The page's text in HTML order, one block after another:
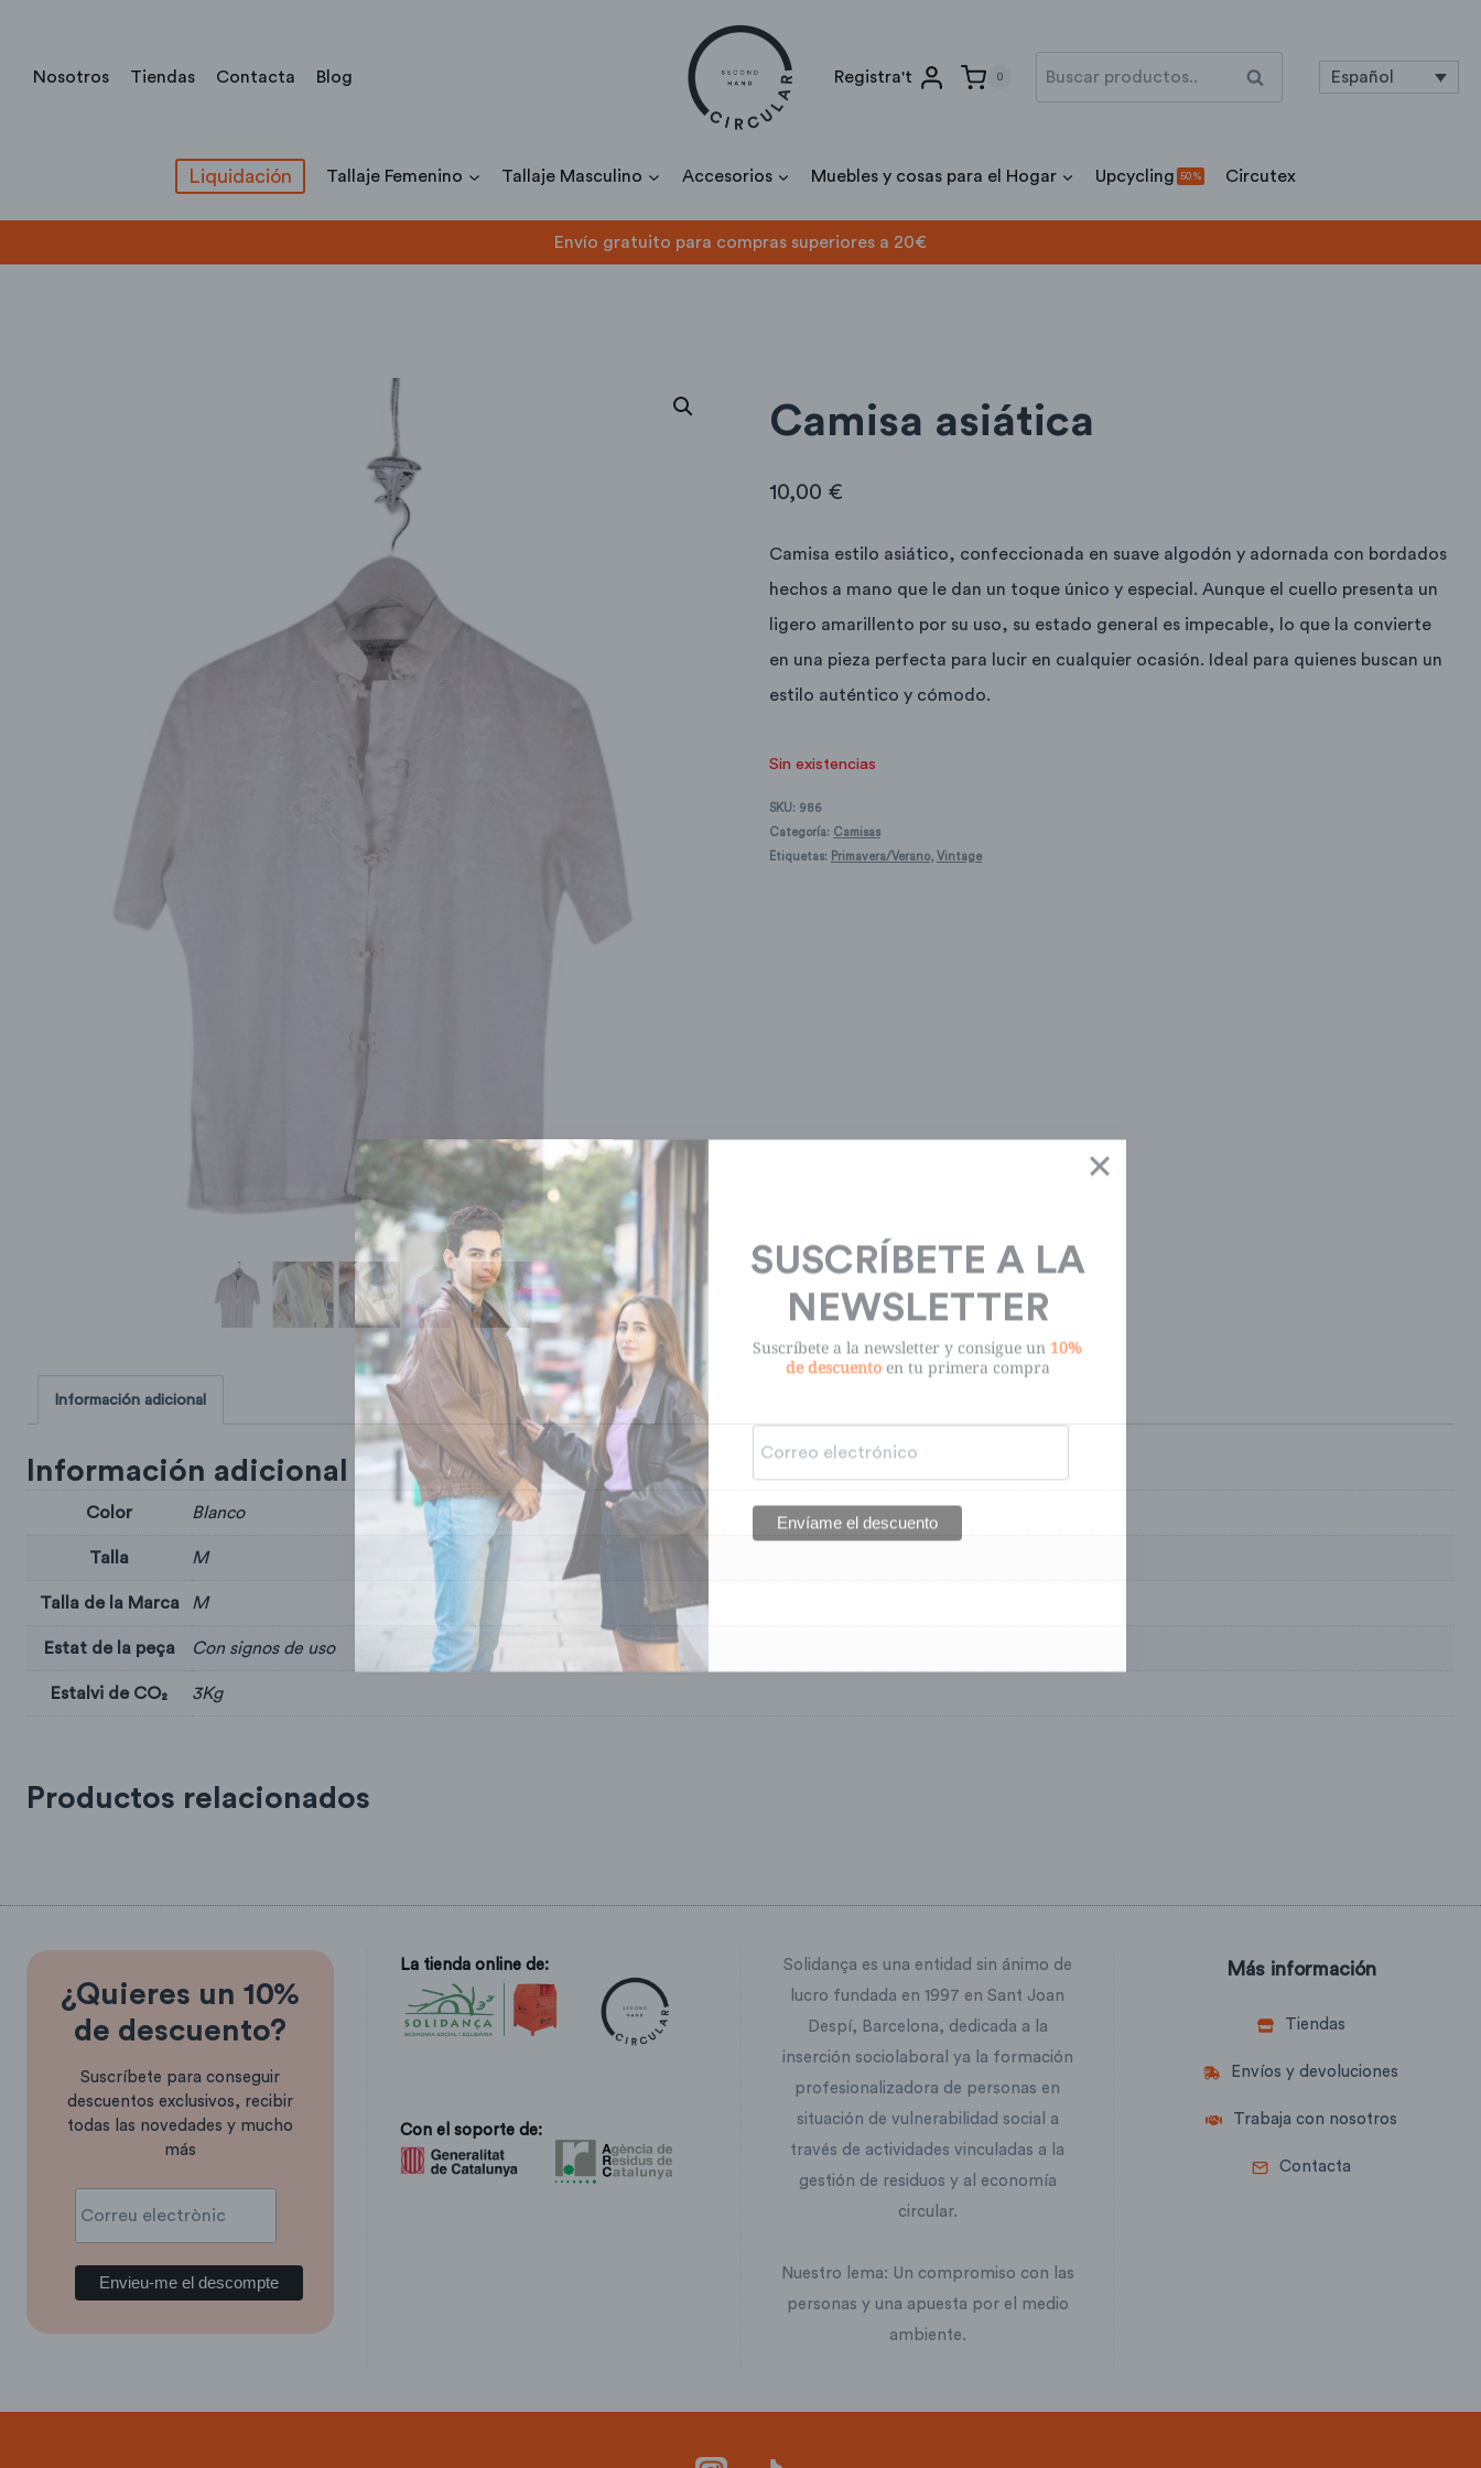
contenido
Nosotros Tiendas Contacta Blog Registra't 0
Buscar
por:
Buscar Español
Liquidación Tallaje Femenino Tallaje Masculino Accesorios Muebles y cosas para el Hogar Upcycling 50 % Circutex
Envío gratuito para compras superiores a 20€
Camisa asiática
10,00 €
Camisa estilo asiático, confeccionada en suave algodón y adornada con bordados
hechos a mano que le dan un toque único y especial. Aunque el cuello presenta un
ligero amarillento por su uso, su estado general es impecable, lo que la convierte
en una pieza perfecta para lucir en cualquier ocasión. Ideal para quienes buscan un
estilo auténtico y cómodo.
Sin existencias
SKU: 986
Categoría: Camisas
Etiquetas: Primavera/Verano, Vintage
Información adicional
Información adicional
Color Blanco
Talla M
Talla de la Marca M
Estat de la peça Con signos de uso
Estalvi de CO₂ 3Kg
Productos relacionados
¿Quieres un 10%
de descuento?
Suscríbete para conseguir
descuentos exclusivos, recibir
todas las novedades y mucho
más
La tienda online de:
Con el soporte de:
Solidança es una entidad sin ánimo de
lucro fundada en 1997 en Sant Joan
Despí, Barcelona, ​​dedicada a la
inserción sociolaboral ya la formación
profesionalizadora de personas en
situación de vulnerabilidad social a
través de actividades vinculadas a la
gestión de residuos y al economía
circular.
Nuestro lema: Un compromiso con las
personas y una apuesta por el medio
ambiente.
Más información
Tiendas
Envíos y devoluciones
Trabaja con nosotros
Contacta
SUSCRÍBETE A LA
de descuento en tu primera compra